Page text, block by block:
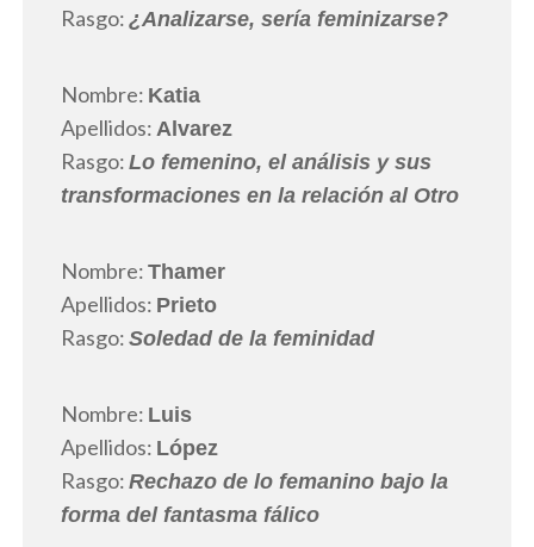
Rasgo: ¿Analizarse, sería feminizarse?
Nombre: Katia
Apellidos: Alvarez
Rasgo: Lo femenino, el análisis y sus
transformaciones en la relación al Otro
Nombre: Thamer
Apellidos: Prieto
Rasgo: Soledad de la feminidad
Nombre: Luis
Apellidos: López
Rasgo: Rechazo de lo femanino bajo la
forma del fantasma fálico